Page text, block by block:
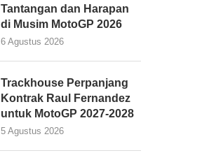
Tantangan dan Harapan
di Musim MotoGP 2026
6 Agustus 2026
Trackhouse Perpanjang
Kontrak Raul Fernandez
untuk MotoGP 2027-2028
5 Agustus 2026